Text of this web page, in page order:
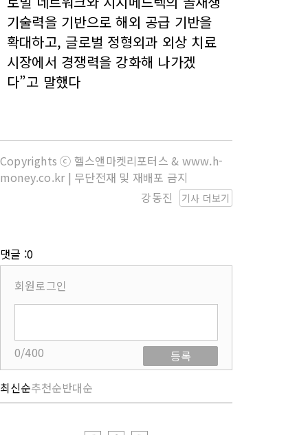
기술력을 기반으로 해외 공급 기반을
확대하고, 글로벌 정형외과 외상 치료
시장에서 경쟁력을 강화해 나가겠
다”고 말했다
Copyrights ⓒ 헬스앤마켓리포터스 & www.h-
money.co.kr | 무단전재 및 재배포 금지
기사 더보기
강동진
댓글 :0
회원로그인
0/400
등록
최신순추천순반대순